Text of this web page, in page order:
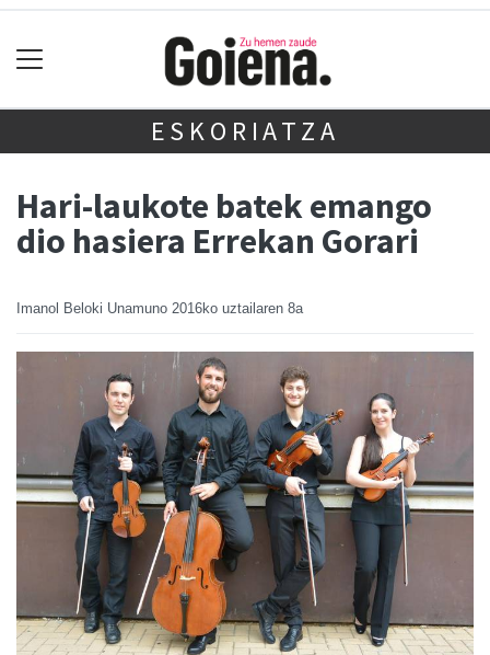
ESKORIATZA
Hari-laukote batek emango
dio hasiera Errekan Gorari
Imanol Beloki Unamuno 2016ko uztailaren 8a